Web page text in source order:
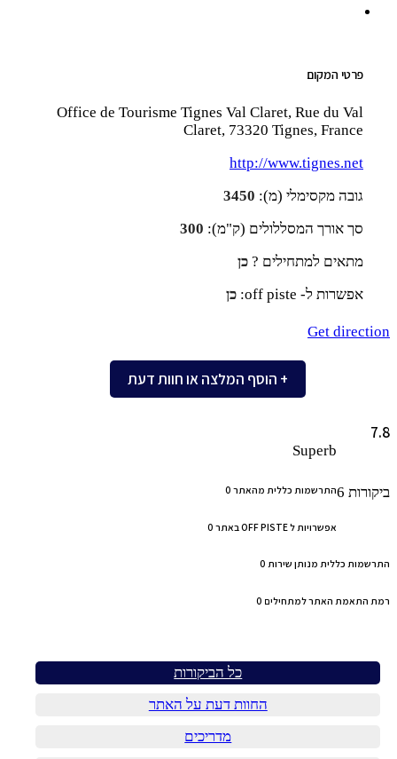
+ הוסף המלצה או חוות דעת
7.8
Superb
ביקורות 6התרשמות כללית מהאתר 0
אפשרויות ל OFF PISTE באתר 0
התרשמות כללית מנותן שירות 0
רמת התאמת האתר למתחילים 0
פרטי המקום
Office de Tourisme Tignes Val Claret, Rue du Val
Claret, 73320 Tignes, France
http://www.tignes.net
גובה מקסימלי (מ): 3450
סך אורך המסללולים (ק"מ): 300
מתאים למתחילים ? כן
אפשרות ל- off piste:
כן
Get direction
כל הביקורות
החוות דעת על האתר
מדריכים